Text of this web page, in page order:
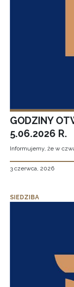
GODZINY
5.06.2026 R.
Informujemy, że w
3 czerwca, 2026
SIEDZIBA